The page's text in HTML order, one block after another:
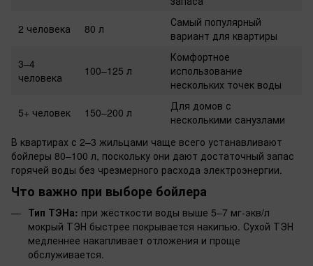
2 человека
80 л
Самый популярный
вариант для квартиры
3–4
человека
100–125 л
Комфортное
использование
нескольких точек воды
5+ человек
150–200 л
Для домов с
несколькими санузлами
В квартирах с 2–3 жильцами чаще всего устанавливают
бойлеры 80–100 л, поскольку они дают достаточный запас
горячей воды без чрезмерного расхода электроэнергии.
Что важно при выборе бойлера
Тип ТЭНа: при жёсткости воды выше 5–7 мг-экв/л
мокрый ТЭН быстрее покрывается накипью. Сухой ТЭН
медленнее накапливает отложения и проще
обслуживается.